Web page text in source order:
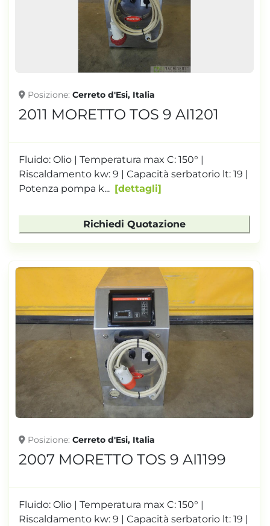
Posizione Cerreto d'Esi, Italia
2011 MORETTO TOS 9 AI1201
Fluido: Olio | Temperatura max C: 150° |
Riscaldamento kw: 9 | Capacità serbatorio lt: 19 |
Potenza pompa k...
dettagli
Richiedi Quotazione
Posizione Cerreto d'Esi, Italia
2007 MORETTO TOS 9 AI1199
Fluido: Olio | Temperatura max C: 150° |
Riscaldamento kw: 9 | Capacità serbatorio lt: 19 |